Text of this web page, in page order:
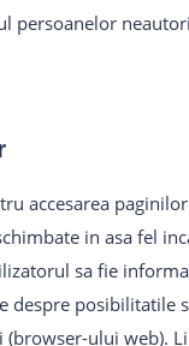
persoanelor
accesarea
in asa fel
sa fie
despre posibilitatile
(browser-ului web).